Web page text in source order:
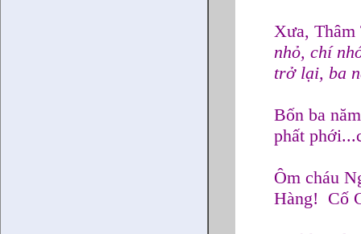
Xưa,
nhỏ, chí
trở lại, ba
Bốn ba
phất
Ôm cháu
Hàng! Cố